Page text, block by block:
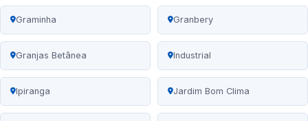
Graminha Granbery
Granjas Betânea Industrial
Ipiranga Jardim Bom Clima